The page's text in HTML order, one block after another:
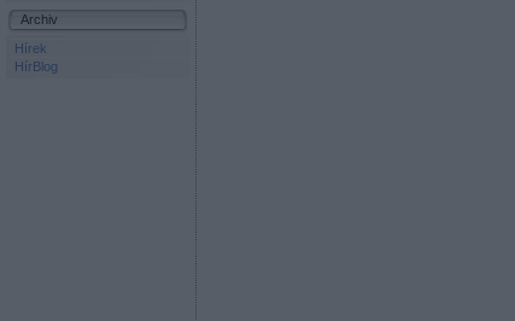
Archiv
Hírek
HírBlog